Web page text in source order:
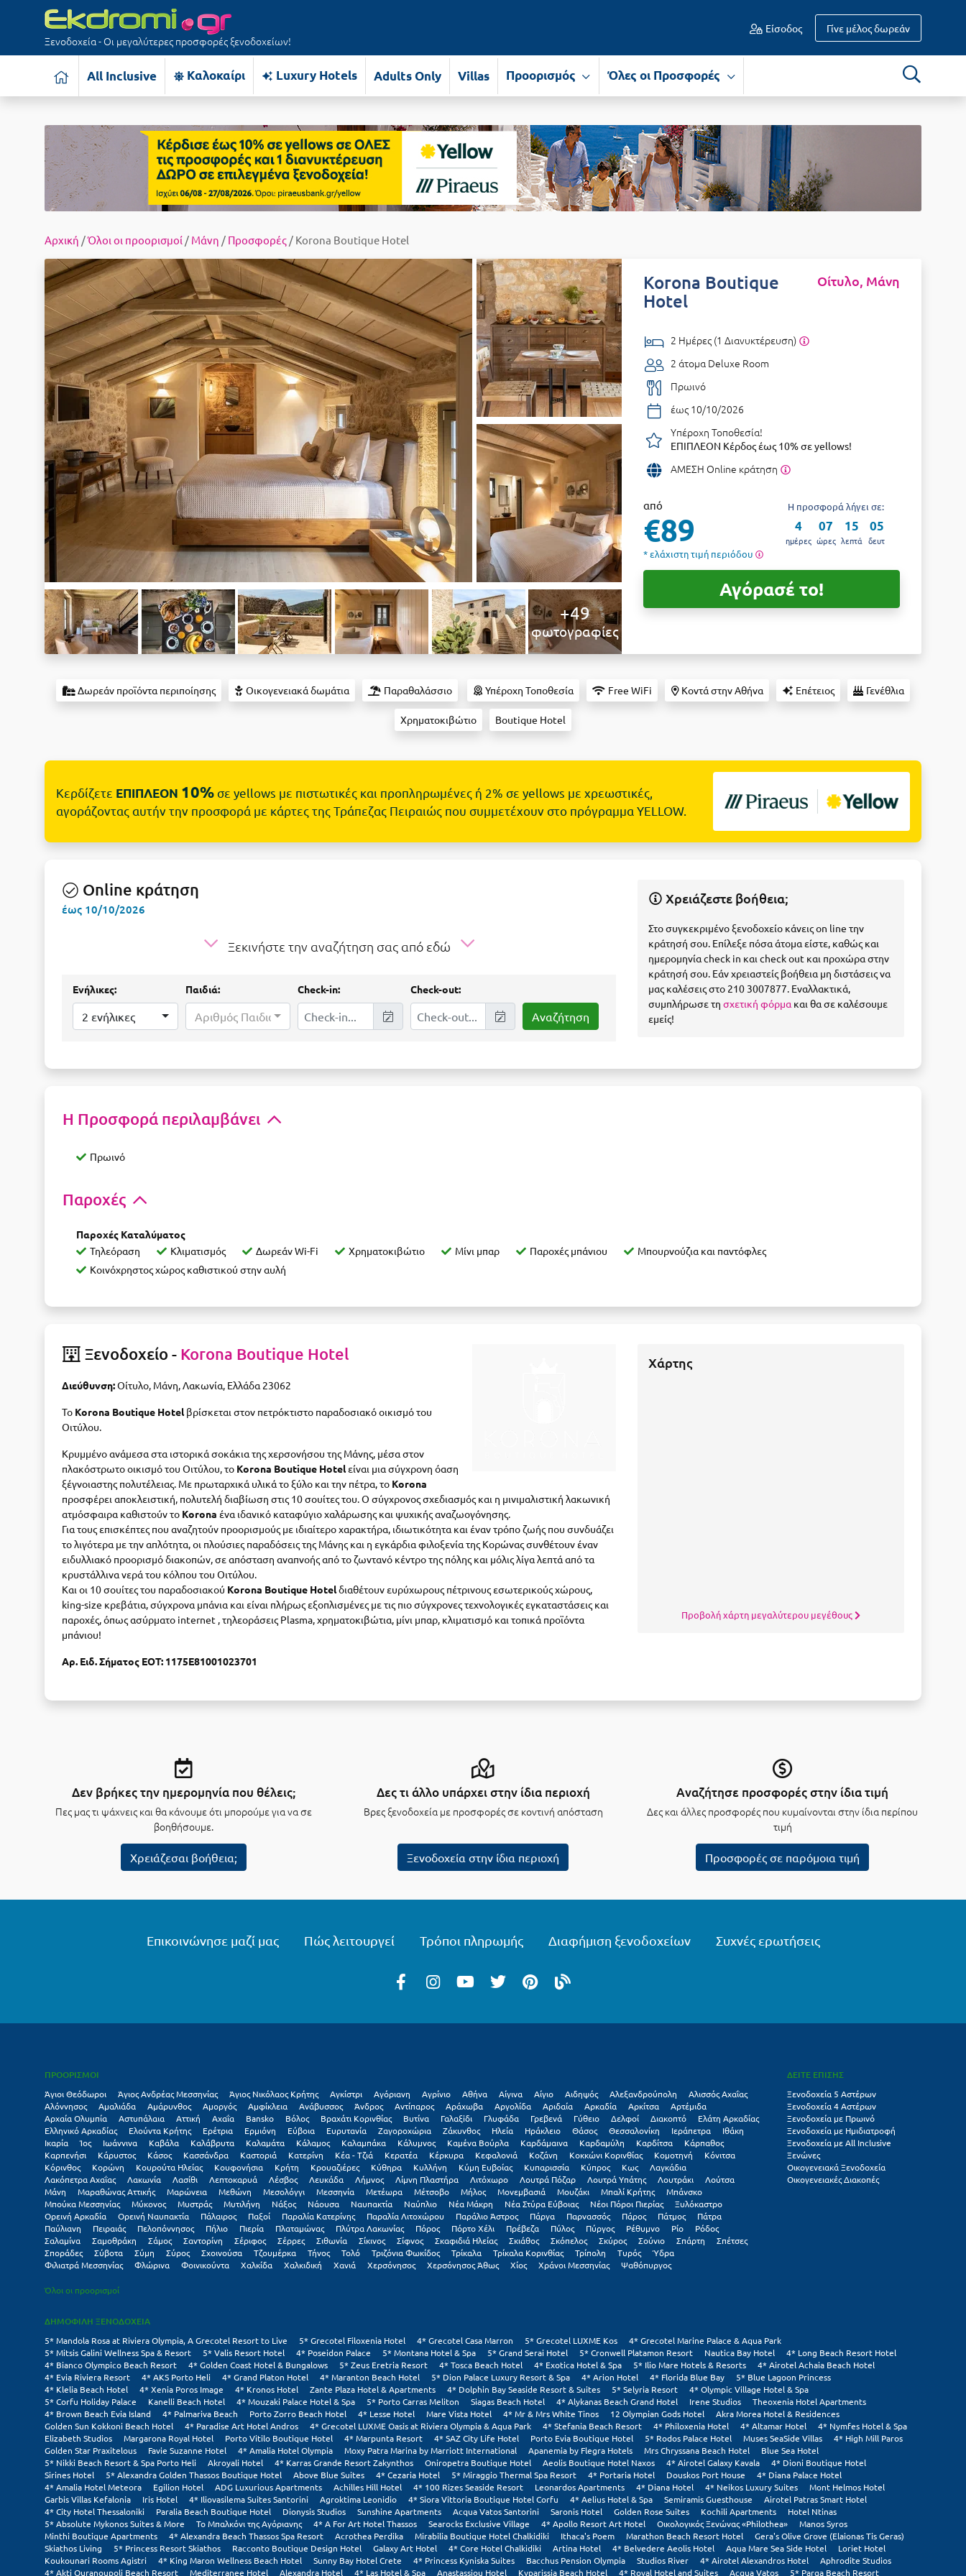
Ξενοδοχεία - Οι μεγαλύτερες προσφορές ξενοδοχείων!
Είσοδος Γίνε μέλος δωρεάν
All Inclusive Καλοκαίρι Luxury Hotels Adults Only Villas Προορισμός Όλες οι Προσφορές
Αρχική /Όλοι οι προορισμοί / Μάνη / Προσφορές / Korona Boutique Hotel
+49
φωτογραφίες
Korona Boutique
Hotel
Οίτυλο, Μάνη
2 Ημέρες (1 Διανυκτέρευση)
2 άτομα Deluxe Room
Πρωινό
έως 10/10/2026
Υπέροχη Τοποθεσία!
ΕΠΙΠΛΕΟΝ Κέρδος έως 10% σε yellows!
ΑΜΕΣΗ Online κράτηση
από
€89
* ελάχιστη τιμή περιόδου
Η προσφορά λήγει σε:
4
ημέρες
07
ώρες
15
λεπτά
04
δευτ
Αγόρασέ το!
Δωρεάν προϊόντα περιποίησης Οικογενειακά δωμάτια Παραθαλάσσιο Υπέροχη Τοποθεσία Free WiFi Κοντά στην Αθήνα Επέτειος Γενέθλια
Χρηματοκιβώτιο Boutique Hotel
Κερδίζετε ΕΠΙΠΛΕΟΝ 10%σε yellows με πιστωτικές και προπληρωμένες ή 2% σε yellows με χρεωστικές,
αγοράζοντας αυτήν την προσφορά με κάρτες της Τράπεζας Πειραιώς που συμμετέχουν στο πρόγραμμα YELLOW.
Online κράτηση
έως 10/10/2026
Ξεκινήστε την αναζήτηση σας από εδώ
Ενήλικες:
2 ενήλικες
Παιδιά:
Αριθμός Παιδιών...
Check-in: Check-out:
Χρειάζεστε βοήθεια;
Στο συγκεκριμένο ξενοδοχείο κάνεις on line την
κράτησή σου. Επίλεξε πόσα άτομα είστε, καθώς και
ημερομηνία check in και check out και προχώρα στην
κράτησή σου. Εάν χρειαστείς βοήθεια μη διστάσεις να
μας καλέσεις στο 210 3007877. Εναλλακτικά,
συμπλήρωσε τησχετική φόρμα και θα σε καλέσουμε
εμείς!
Η Προσφορά περιλαμβάνει
Πρωινό
Παροχές
Παροχές Καταλύματος
Τηλεόραση
Κλιματισμός Δωρεάν Wi-Fi Χρηματοκιβώτιο Μίνι μπαρ Παροχές μπάνιου
Μπουρνούζια και παντόφλες
Κοινόχρηστος χώρος καθιστικού στην αυλή
Ξενοδοχείο - Korona Boutique Hotel
Διεύθυνση:Οίτυλο, Μάνη, Λακωνία, Ελλάδα 23062
Το Korona Boutique Hotelβρίσκεται στον πετρόκτιστο παραδοσιακό οικισμό του
Οιτύλου.
Κρυμμένο ανάμεσα στα ιστορικά σοκάκια της χερσονήσου της Μάνης, μέσα στον
πλακόστρωτο οικισμό του Οιτύλου, το Korona Boutique Hotelείναι μια σύγχρονη όαση
ξέγνοιαστης πολυτέλειας. Με πρωταρχικά υλικά το ξύλο και την πέτρα, το Korona
προσφέρει αποκλειστική, πολυτελή διαβίωση στις 10 σουίτες του. Ο σύγχρονος σχεδιασμός και η μινιμαλιστική λακωνική
ατμόσφαιρα καθιστούν το Korona ένα ιδανικό καταφύγιο χαλάρωσης και ψυχικής αναζωογόνησης.
Για τους επισκέπτες που αναζητούν προορισμούς με ιδιαίτερο χαρακτήρα, ιδιωτικότητα και έναν τρόπο ζωής που συνδυάζει
το λιγότερα με την απλότητα, οι πλούσιες παραδόσεις της Μάνης και η εγκάρδια φιλοξενία της Κορώνας συνθέτουν έναν
ειδυλλιακό προορισμό διακοπών, σε απόσταση αναπνοής από το ζωντανό κέντρο της πόλης και μόλις λίγα λεπτά από τα
κρυστάλλινα νερά του κόλπου του Οιτύλου.
Και οι 10 σουίτες του παραδοσιακού Korona Boutique Hotelδιαθέτουν ευρύχωρους πέτρινους εσωτερικούς χώρους,
king-size κρεβάτια, σύγχρονα μπάνια και είναι πλήρως εξοπλισμένες με τις πιο σύγχρονες τεχνολογικές εγκαταστάσεις και
παροχές, όπως ασύρματο internet , τηλεοράσεις Plasma, χρηματοκιβώτια, μίνι μπαρ, κλιματισμό και τοπικά προϊόντα
μπάνιου!
Αρ. Ειδ. Σήματος ΕΟΤ: 1175Ε81001023701
Χάρτης
Προβολή χάρτη μεγαλύτερου μεγέθους
Δεν βρήκες την ημερομηνία που θέλεις;
Πες μας τι ψάχνεις και θα κάνουμε ότι μπορούμε για να σε
βοηθήσουμε.
Χρειάζεσαι βοήθεια;
Δες τι άλλο υπάρχει στην ίδια περιοχή
Βρες ξενοδοχεία με προσφορές σε κοντινή απόσταση
Ξενοδοχεία στην ίδια περιοχή
Αναζήτησε προσφορές στην ίδια τιμή
Δες και άλλες προσφορές που κυμαίνονται στην ίδια περίπου
τιμή
Προσφορές σε παρόμοια τιμή
Επικοινώνησε μαζί μας Πώς λειτουργεί Τρόποι πληρωμής Διαφήμιση ξενοδοχείων Συχνές ερωτήσεις
ΠΡΟΟΡΙΣΜΟΙ
Άγιοι Θεόδωροι Άγιος Ανδρέας Μεσσηνίας Άγιος Νικόλαος Κρήτης Αγκίστρι Αγόριανη Αγρίνιο Αθήνα Αίγινα Αίγιο Αιδηψός Αλεξανδρούπολη
Αλισσός Αχαΐας
Αλόννησος
Αμαλιάδα Αμάρυνθος Αμοργός Αμφίκλεια Ανάβυσσος Άνδρος Αντίπαρος Αράχωβα Αργολίδα Αριδαία Αρκαδία Αρκίτσα
Αρτέμιδα
Αρχαία Ολυμπία
Αστυπάλαια Αττική Αχαΐα Βansko Βόλος Βραχάτι Κορινθίας Βυτίνα Γαλαξiδι Γλυφάδα Γρεβενά Γύθειο Δελφοί Διακοπτό
Ελάτη Αρκαδίας
Ελληνικό Αρκαδίας
Ελούντα Κρήτης Ερέτρια Ερμιόνη Εύβοια Ευρυτανία Ζαγοροχώρια Ζάκυνθος Ηλεία Ηράκλειο Θάσος Θεσσαλονίκη Ιεράπετρα
Ιθάκη
Ικαρία
Ίος Ιωάννινα Καβάλα Καλάβρυτα Καλαμάτα Κάλαμος Καλαμπάκα Κάλυμνος Καμένα Βούρλα Καρδάμαινα Καρδαμύλη Καρδίτσα
Κάρπαθος
Καρπενήσι
Κάρυστος Κάσος Κασσάνδρα Καστοριά Κατερίνη Κέα - Τζιά Κερατέα Κέρκυρα Κεφαλονιά Κοζάνη Κοκκώνι Κορινθίας Κομοτηνή
Κόνιτσα
Κόρινθος
Κορώνη Κουρούτα Ηλείας Κουφονήσια Κρήτη Κρουαζιέρες Κύθηρα Κυλλήνη Κύμη Ευβοίας Κυπαρισσία Κύπρος Κως
Λαγκάδια
Λακόπετρα Αχαΐας
Λακωνία Λασίθι Λεπτοκαρυά Λέσβος Λευκάδα Λήμνος Λίμνη Πλαστήρα Λιτόχωρο Λουτρά Πόζαρ Λουτρά Υπάτης Λουτράκι
Λούτσα
Μάνη
Μαραθώνας Αττικής Μαρώνεια Μεθώνη Μεσολόγγι Μεσσηνία Μετέωρα Μέτσοβο Μήλος Μονεμβασιά Μουζάκι Μπαλί Κρήτης
Μπάνσκο
Μπούκα Μεσσηνίας
Μύκονος Μυστράς Μυτιλήνη Νάξος Νάουσα Ναυπακτία Ναύπλιο Νέα Μάκρη Νέα Στύρα Εύβοιας Νέοι Πόροι Πιερίας
Ξυλόκαστρο
Ορεινή Αρκαδία
Ορεινή Ναυπακτία Πάλαιρος Παξοί Παραλία Κατερίνης Παραλία Λιτοχώρου Παράλιο Άστρος Πάργα Παρνασσός Πάρος Πάτμος
Πάτρα
Παύλιανη
Πειραιάς Πελοπόννησος Πήλιο Πιερία Πλαταμώνας Πλύτρα Λακωνίας Πόρος Πόρτο Χέλι Πρέβεζα Πύλος Πύργος Ρέθυμνο Ρίο
Ρόδος
Σαλαμίνα
Σαμοθράκη Σάμος Σαντορίνη Σέριφος Σέρρες Σιθωνία Σίκινος Σίφνος Σκαφιδιά Ηλείας Σκιάθος Σκόπελος Σκύρος Σούνιο Σπάρτη
Σπέτσες
Σποράδες
Σύβοτα Σύμη Σύρος Σχοινούσα Τζουμέρκα Τήνος Τολό Τριζόνια Φωκίδος Τρίκαλα Τρίκαλα Κορινθίας Τρίπολη Τυρός
Ύδρα
Φιλιατρά Μεσσηνίας
Φλώρινα Φοινικούντα Χαλκίδα Χαλκιδική Χανιά Χερσόνησος Χερσόνησος Άθως Χίος Χράνοι Μεσσηνίας Ψαθόπυργος
Όλοι οι προορισμοί
ΔΕΙΤΕ ΕΠΙΣΗΣ
Ξενοδοχεία 5 Αστέρων
Ξενοδοχεία 4 Αστέρων
Ξενοδοχεία με Πρωινό
Ξενοδοχεία με Ημιδιατροφή
Ξενοδοχεία με All Inclusive
Ξενώνες
Οικογενειακά Ξενοδοχεία
Οικογενειακές Διακοπές
ΔΗΜΟΦΙΛΗ ΞΕΝΟΔΟΧΕΙΑ
5* Mandola Rosa at Riviera Olympia, A Grecotel Resort to Live 5* Grecotel Filoxenia Hotel 4* Grecotel Casa Marron 5* Grecotel LUXME Kos
4* Grecotel Marine Palace & Aqua Park
5* Mitsis Galini Wellness Spa & Resort
5* Valis Resort Hotel 4* Poseidon Palace 5* Montana Hotel & Spa 5* Grand Serai Hotel 5* Cronwell Platamon Resort Nautica Bay Hotel
4* Long Beach Resort Hotel
4* Bianco Olympico Beach Resort
4* Golden Coast Hotel & Bungalows 5* Zeus Eretria Resort 4* Tosca Beach Hotel 4* Exotica Hotel & Spa 5* Ilio Mare Hotels & Resorts
4* Airotel Achaia Beach Hotel
4* Evia Riviera Resort
4* AKS Porto Heli 4* Grand Platon Hotel 4* Maranton Beach Hotel 5* Dion Palace Luxury Resort & Spa 4* Arion Hotel 4* Florida Blue Bay
5* Blue Lagoon Princess
4* Klelia Beach Hotel
4* Xenia Poros Image 4* Kronos Hotel Zante Plaza Hotel & Apartments 4* Dolphin Bay Seaside Resort & Suites 5* Selyria Resort
4* Olympic Village Hotel & Spa
5* Corfu Holiday Palace
Kanelli Beach Hotel 4* Mouzaki Palace Hotel & Spa 5* Porto Carras Meliton Siagas Beach Hotel 4* Alykanas Beach Grand Hotel Irene Studios
Theoxenia Hotel Apartments
4* Brown Beach Evia Island
4* Palmariva Beach Porto Zorro Beach Hotel 4* Lesse Hotel Mare Vista Hotel 4* Mr & Mrs White Tinos 12 Olympian Gods Hotel
Akra Morea Hotel & Residences
Golden Sun Kokkoni Beach Hotel
4* Paradise Art Hotel Andros 4* Grecotel LUXME Oasis at Riviera Olympia & Aqua Park 4* Stefania Beach Resort 4* Philoxenia Hotel 4* Altamar Hotel
4* Nymfes Hotel & Spa
Elizabeth Studios
Margarona Royal Hotel Porto Vitilo Boutique Hotel 4* Marpunta Resort 4* SAZ City Life Hotel Porto Evia Boutique Hotel 5* Rodos Palace Hotel Muses SeaSide Villas
4* High Mill Paros
Golden Star Praxitelous
Favie Suzanne Hotel 4* Amalia Hotel Olympia Moxy Patra Marina by Marriott International Apanemia by Flegra Hotels Mrs Chryssana Beach Hotel
Blue Sea Hotel
5* Nikki Beach Resort & Spa Porto Heli
Akroyali Hotel 4* Karras Grande Resort Zakynthos Oniropetra Boutique Hotel Aeolis Boutique Hotel Naxos 4* Airotel Galaxy Kavala
4* Dioni Boutique Hotel
Sirines Hotel
5* Alexandra Golden Thassos Boutique Hotel Above Blue Suites 4* Cezaria Hotel 5* Miraggio Thermal Spa Resort 4* Portaria Hotel Douskos Port House
4* Diana Palace Hotel
4* Amalia Hotel Meteora
Egilion Hotel ADG Luxurious Apartments Achilles Hill Hotel 4* 100 Rizes Seaside Resort Leonardos Apartments 4* Diana Hotel 4* Neikos Luxury Suites
Mont Helmos Hotel
Garbis Villas Kefalonia
Iris Hotel 4* Iliovasilema Suites Santorini Agroktima Leonidio 4* Siora Vittoria Boutique Hotel Corfu 4* Aelius Hotel & Spa Semiramis Guesthouse
Airotel Patras Smart Hotel
4* City Hotel Thessaloniki
Paralia Beach Boutique Hotel Dionysis Studios Sunshine Apartments Acqua Vatos Santorini Saronis Hotel Golden Rose Suites Kochili Apartments
Hotel Ntinas
5* Absolute Mykonos Suites & More
Το Μπαλκόνι της Αγόριανης 4* A For Art Hotel Thassos Searocks Exclusive Village 4* Apollo Resort Art Hotel Οικολογικός Ξενώνας «Philothea»
Manos Syros
Minthi Boutique Apartments
4* Alexandra Beach Thassos Spa Resort Acrothea Perdika Mirabilia Boutique Hotel Chalkidiki Ithaca's Poem Marathon Beach Resort Hotel
Gera's Olive Grove (Elaionas Tis Geras)
Skiathos Living
5* Princess Resort Skiathos Racconto Boutique Design Hotel Galaxy Art Hotel 4* Core Hotel Chalkidiki Artina Hotel 4* Belvedere Aeolis Hotel Aqua Mare Sea Side Hotel
Loriet Hotel
Koukounari Rooms Agistri
4* King Maron Wellness Beach Hotel Sunny Bay Hotel Crete 4* Princess Kyniska Suites Bacchus Pension Olympia Studios River 4* Airotel Alexandros Hotel
Aphrodite Studios
4* Akti Ouranoupoli Beach Resort
Mediterranee Hotel Alexandra Hotel 4* Las Hotel & Spa Anastassiou Hotel Kyparissia Beach Hotel 4* Royal Hotel and Suites Acqua Vatos 5* Parga Beach Resort